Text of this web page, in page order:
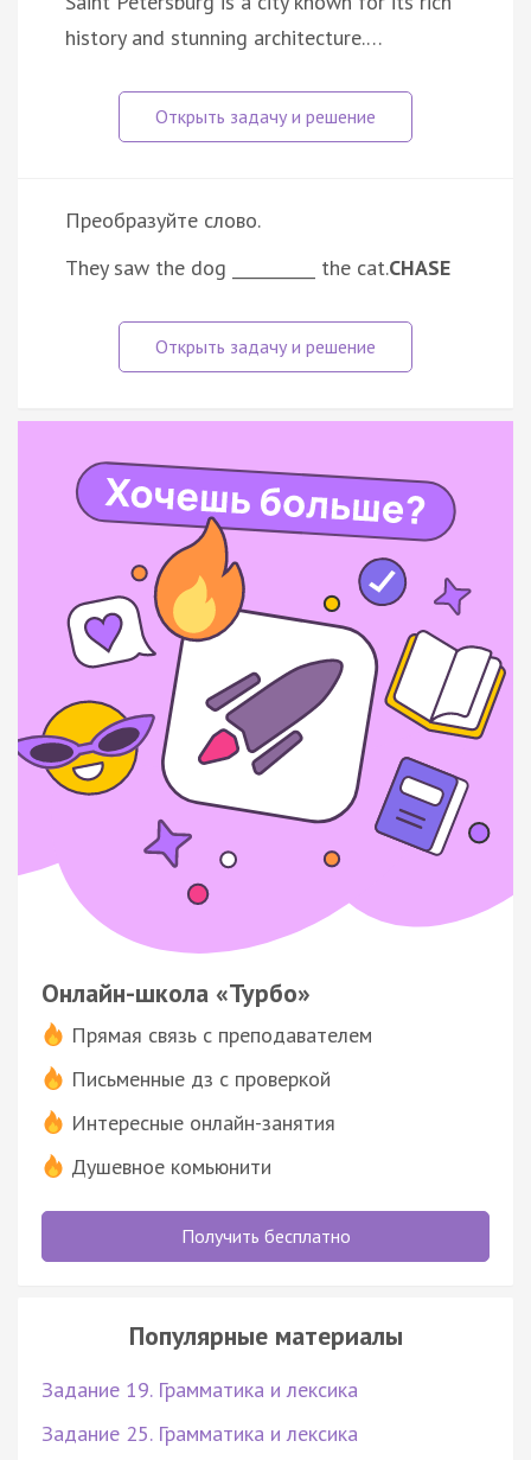
history and stunning architecture.…
Преобразуйте слово.
They saw the dog __________ the cat.CHASE
Онлайн-школа «Турбо»
Прямая связь с преподавателем
Письменные дз с проверкой
Интересные онлайн-занятия
Душевное комьюнити
Получить бесплатно
Популярные материалы
Задание 19. Грамматика и лексика
Задание 25. Грамматика и лексика